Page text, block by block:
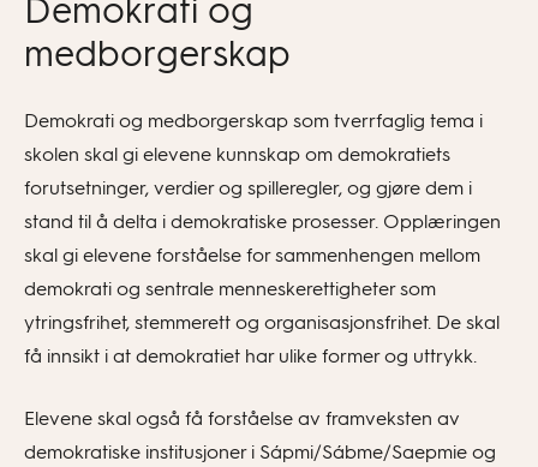
Demokrati og
medborgerskap
Demokrati og medborgerskap som tverrfaglig tema i
skolen skal gi elevene kunnskap om demokratiets
forutsetninger, verdier og spilleregler, og gjøre dem i
stand til å delta i demokratiske prosesser. Opplæringen
skal gi elevene forståelse for sammenhengen mellom
demokrati og sentrale menneskerettigheter som
ytringsfrihet, stemmerett og organisasjonsfrihet. De skal
få innsikt i at demokratiet har ulike former og uttrykk.
Elevene skal også få forståelse av framveksten av
demokratiske institusjoner i Sápmi/Sábme/Saepmie og